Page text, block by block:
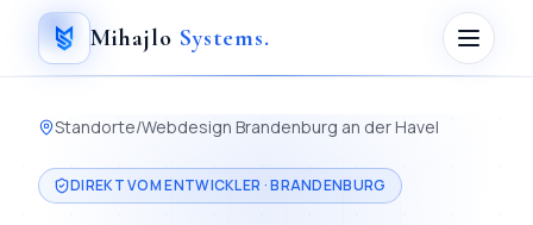
Mihajlo Systems.
Standorte/Webdesign Brandenburg an der Havel
DIREKT VOM ENTWICKLER ·BRANDENBURG